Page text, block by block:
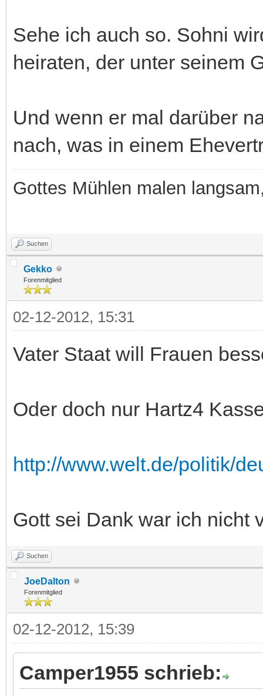
Sehe ich auch so. Sohni
heiraten, der unter seinem
Und wenn er mal darüber
nach, was in einem
Gottes Mühlen malen
Suchen
Gekko
Forenmitglied
02-12-2012, 15:31
Vater Staat will Frauen
Oder doch nur Hartz4
http://www.welt.de/politik/
Gott sei Dank war ich nicht
Suchen
JoeDalton
Forenmitglied
02-12-2012, 15:39
Camper1955 schrieb: